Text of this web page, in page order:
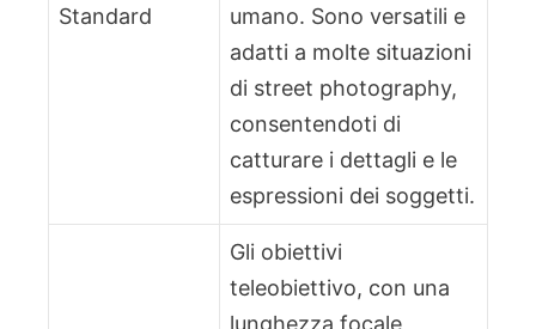
Standard
umano. Sono versatili e
adatti a molte situazioni
di street photography,
consentendoti di
catturare i dettagli e le
espressioni dei soggetti.
Gli obiettivi
teleobiettivo, con una
lunghezza focale